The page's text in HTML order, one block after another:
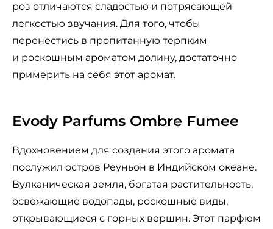
роз отличаются сладостью и потрясающей
легкостью звучания. Для того, чтобы
перенестись в пропитанную терпким
и роскошным ароматом долину, достаточно
примерить на себя этот аромат.
Evody Parfums Ombre Fumee
Вдохновением для создания этого аромата
послужил остров Реуньон в Индийском океане.
Вулканическая земля, богатая растительность,
освежающие водопады, роскошные виды,
открывающиеся с горных вершин. Этот парфюм